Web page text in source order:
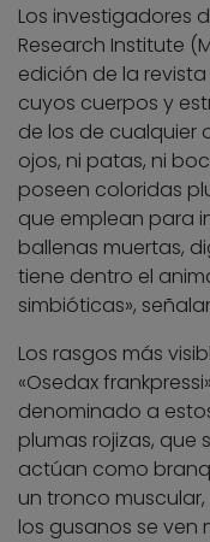
Los investigadores
Research Institute
edición de la
cuyos cuerpos y
de los de cualquier
ojos, ni patas, ni
poseen coloridas
que emplean para
ballenas muertas,
tiene dentro el
simbióticas»,
Los rasgos más
«Osedax
denominado a
plumas rojizas, que
actúan como
un tronco
los gusanos se ven